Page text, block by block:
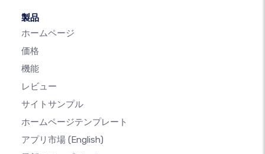
製品
ホームページ
価格
機能
レビュー
サイトサンプル
ホームページテンプレート
アプリ市場 (English)